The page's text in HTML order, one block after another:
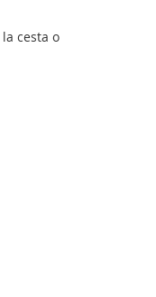
cesta o